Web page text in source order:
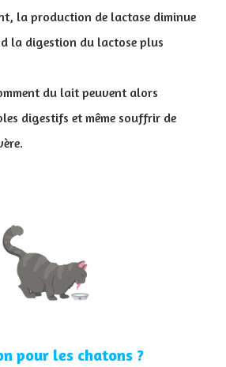
la production de lactase diminue
la digestion du lactose plus
du lait peuvent alors
digestifs et même souffrir de
pour les chatons ?